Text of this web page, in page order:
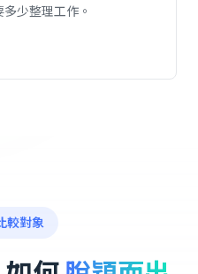
少整理工作。
較對象